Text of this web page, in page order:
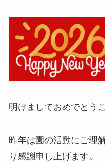
明けましておめでとう
昨年は園の活動にご理
り感謝申し上げます。